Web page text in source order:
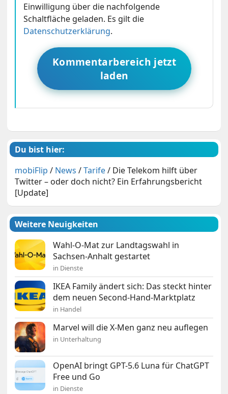
Einwilligung über die nachfolgende
Schaltfläche geladen. Es gilt die
Datenschutzerklärung.
Kommentarbereich jetzt
laden
Du bist hier:
mobiFlip / News /Tarife/ Die Telekom hilft über
Twitter – oder doch nicht? Ein Erfahrungsbericht
[Update]
Weitere Neuigkeiten
Wahl-O-Mat zur Landtagswahl in
Sachsen-Anhalt gestartet
in Dienste
IKEA Family ändert sich: Das steckt hinter
dem neuen Second-Hand-Marktplatz
in Handel
Marvel will die X-Men ganz neu auflegen
in Unterhaltung
OpenAI bringt GPT-5.6 Luna für ChatGPT
Free und Go
in Dienste